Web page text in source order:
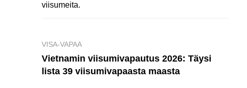
viisumeita.
VISA-VAPAA
Vietnamin viisumivapautus 2026: Täysi
lista 39 viisumivapaasta maasta